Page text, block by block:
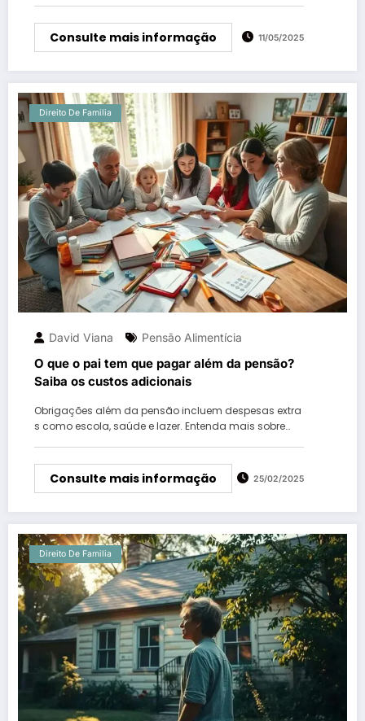
Consulte mais informação 11/05/2025
Direito De Familia
David Viana Pensão Alimentícia
O que o pai tem que pagar além da pensão?
Saiba os custos adicionais
Obrigações além da pensão incluem despesas extra
s como escola, saúde e lazer. Entenda mais sobre…
Consulte mais informação 25/02/2025
Direito De Familia